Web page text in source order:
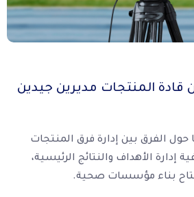
المنتجات مديرين جيدين
الفرق بين إدارة فرق المنتجات
الأهداف والنتائج الرئيسية،
بناء مؤسسات صحية.